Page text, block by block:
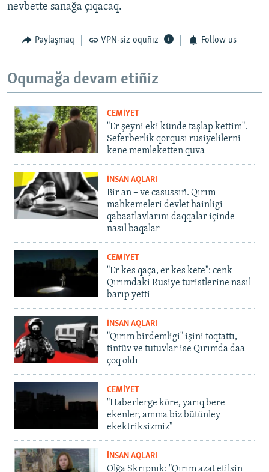
nevbette sanağa çıqacaq.
Paylaşmaq VPN-siz oquñız Follow us
Oqumağa devam etiñiz
CEMİYET
"Er şeyni eki künde taşlap kettim".
Seferberlik qorqusı rusiyelilerni
kene memleketten quva
İNSAN AQLARI
Bir an – ve casussıñ. Qırım
mahkemeleri devlet hainligi
qabaatlavlarını daqqalar içinde
nasıl baqalar
CEMİYET
"Er kes qaça, er kes kete": cenk
Qırımdaki Rusiye turistlerine nasıl
barıp yetti
İNSAN AQLARI
"Qırım birdemligi" işini toqtattı,
tintüv ve tutuvlar ise Qırımda daa
çoq oldı
CEMİYET
"Haberlerge köre, yarıq bere
ekenler, amma biz bütünley
ekektriksizmiz"
İNSAN AQLARI
Olğa Skrıpnık: "Qırım azat etilsin